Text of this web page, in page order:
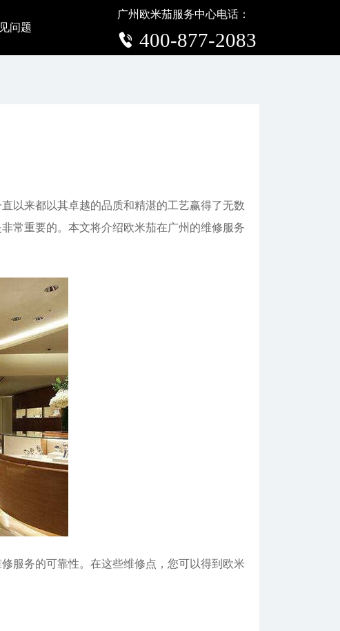
问题
广州欧米茄服务中心电话：
400-877-2083
以来都以其卓越的品质和精湛的工艺赢得了无数
常重要的。本文将介绍欧米茄在广州的维修服务
服务的可靠性。在这些维修点，您可以得到欧米